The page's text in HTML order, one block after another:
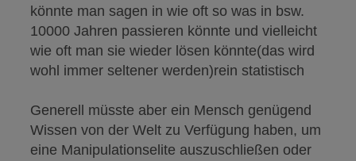
könnte man sagen in wie oft so was in bsw.
10000 Jahren passieren könnte und vielleicht
wie oft man sie wieder lösen könnte(das wird
wohl immer seltener werden)rein statistisch
Generell müsste aber ein Mensch genügend
Wissen von der Welt zu Verfügung haben, um
eine Manipulationselite auszuschließen oder